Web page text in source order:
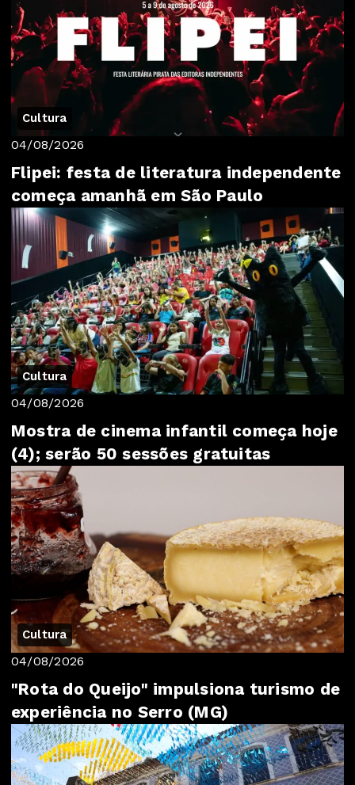
Cultura
04/08/2026
Flipei: festa de literatura independente
começa amanhã em São Paulo
Cultura
04/08/2026
Mostra de cinema infantil começa hoje
(4); serão 50 sessões gratuitas
Cultura
04/08/2026
"Rota do Queijo" impulsiona turismo de
experiência no Serro (MG)